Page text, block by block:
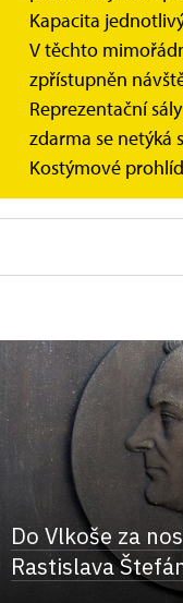
Kapacita
V těchto
zpřístupněn
Reprezentační
zdarma se netýká
Kostýmové
Do Vlkoše za
Rastislava